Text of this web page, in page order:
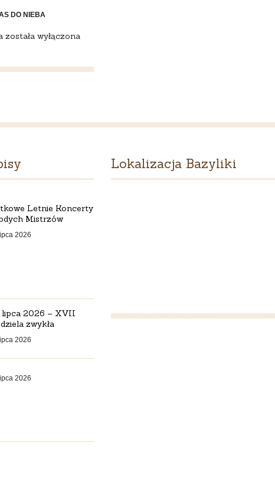
DO NIEBA
Niedziela
17
została wyłączona
Letnie Koncerty
Mistrzów
2026
lipca 2026 – XVII
zwykła
2026
2026
Lokalizacja Bazyliki